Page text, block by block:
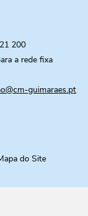
200
a rede fixa
guimaraes.pt
do Site